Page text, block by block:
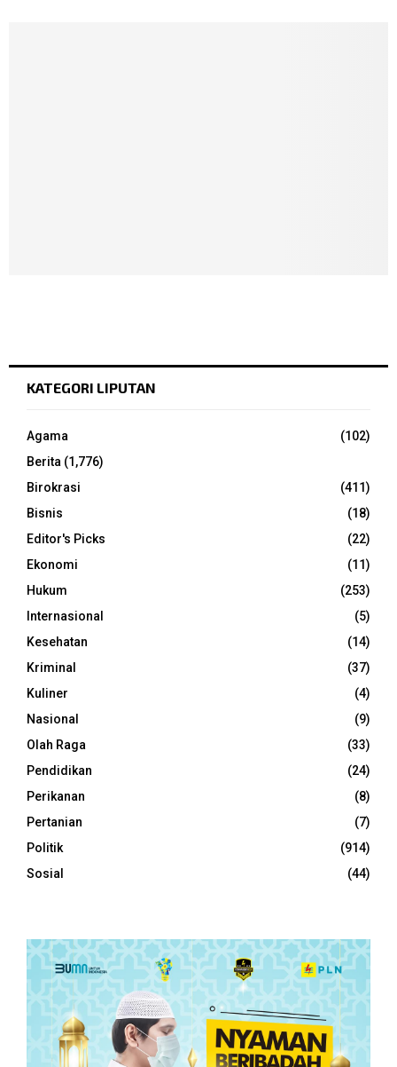
KATEGORI LIPUTAN
Agama
(102)
Berita (1,776)
Birokrasi
(411)
Bisnis
(18)
Editor's Picks
(22)
Ekonomi
(11)
Hukum
(253)
Internasional
(5)
Kesehatan
(14)
Kriminal
(37)
Kuliner
(4)
Nasional
(9)
Olah Raga
(33)
Pendidikan
(24)
Perikanan
(8)
Pertanian
(7)
Politik
(914)
Sosial
(44)